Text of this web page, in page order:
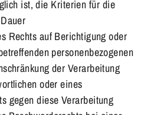
ist, die Kriterien für die
Rechts auf Berichtigung oder
personenbezogenen
der Verarbeitung
oder eines
gegen diese Verarbeitung